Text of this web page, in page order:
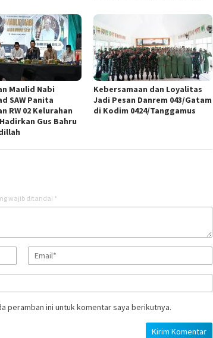
Maulid Nabi
SAW Panita
RW 02 Kelurahan
Gus Bahru
Kebersamaan dan Loyalitas
Jadi Pesan Danrem 043/Gatam
di Kodim 0424/Tanggamus
wajib ditandai *
peramban ini untuk komentar saya berikutnya.